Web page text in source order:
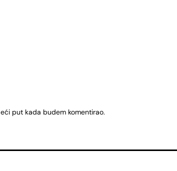
put kada budem komentirao.